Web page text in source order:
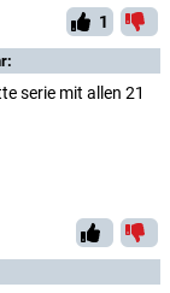
1
serie mit allen 21